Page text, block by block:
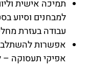
תמיכה אישית
למבחנים וסיוע
עבודה בעזרת
אפשרות להשתלב
אפיקי תעסוקה –